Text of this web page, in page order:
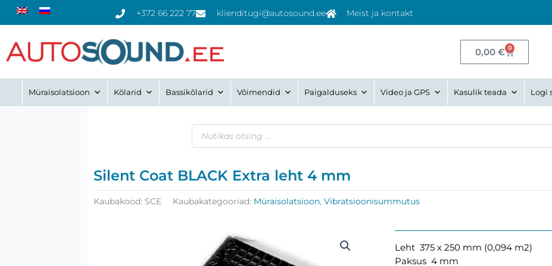
Skip
+372 66 222 77 klienditugi@autosound.ee Meist ja kontakt
0,00€ 0
Cart
Müraisolatsioon Kõlarid Bassikõlarid Võimendid Paigalduseks Video ja GPS Kasulik teada Logi
Products
search
Silent Coat BLACK Extra leht 4 mm
Kaubakood: SCE Kaubakategooriad: Müraisolatsioon, Vibratsioonisummutus
Leht 375 x 250 mm (0,094 m2)
Paksus 4 mm